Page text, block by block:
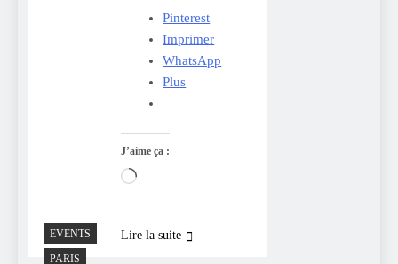
Pinterest
Imprimer
WhatsApp
Plus
J’aime ça :
Chargement…
Lire la suite
EVENTS
PARIS